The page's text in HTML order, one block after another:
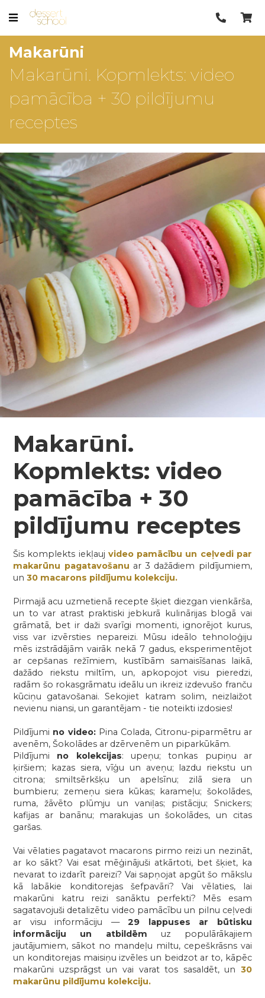
Makarūni
Makarūni. Kopmlekts: video
pamācība + 30 pildījumu
receptes
Makarūni.
Kopmlekts: video
pamācība + 30
pildījumu receptes
Šis komplekts iekļauj video pamācību un ceļvedi par
makarūnu pagatavošanu ar 3 dažādiem pildījumiem,
un30 macarons pildījumu kolekciju.
Pirmajā acu uzmetienā recepte šķiet diezgan vienkārša,
un to var atrast praktiski jebkurā kulinārijas blogā vai
grāmatā, bet ir daži svarīgi momenti, ignorējot kurus,
viss var izvērsties nepareizi. Mūsu ideālo tehnoloģiju
mēs izstrādājām vairāk nekā 7 gadus, eksperimentējot
ar cepšanas režīmiem, kustībām samaisīšanas laikā,
dažādo riekstu miltīm, un, apkopojot visu pieredzi,
radām šo rokasgrāmatu ideālu un ikreiz izdevušo franču
kūciņu gatavošanai. Sekojiet katram solim, neizlaižot
nevienu niansi, un garantējam - tie noteikti izdosies!
Pildījumi no video: Pina Colada, Citronu-piparmētru ar
avenēm, Šokolādes ar dzērvenēm un piparkūkām.
Pildījumi no kolekcijas: upeņu; tonkas pupiņu ar
ķiršiem; kazas siera, vīģu un aveņu; lazdu riekstu un
citrona; smiltsērkšķu un apelsīnu; zilā siera un
bumbieru; zemeņu siera kūkas; karameļu; šokolādes,
ruma, žāvēto plūmju un vaniļas; pistāciju; Snickers;
kafijas ar banānu; marakujas un šokolādes, un citas
garšas.
Vai vēlaties pagatavot macarons pirmo reizi un nezināt,
ar ko sākt? Vai esat mēģinājuši atkārtoti, bet šķiet, ka
nevarat to izdarīt pareizi? Vai sapņojat apgūt šo mākslu
kā labākie konditorejas šefpavāri? Vai vēlaties, lai
makarūni katru reizi sanāktu perfekti? Mēs esam
sagatavojuši detalizētu video pamācību un pilnu ceļvedi
ar visu informāciju —29 lappuses ar būtisku
informāciju un atbildēm uz populārākajiem
jautājumiem, sākot no mandeļu miltu, cepeškrāsns vai
un konditorejas maisiņu izvēles un beidzot ar to, kāpēc
makarūni uzsprāgst un vai varat tos sasaldēt, un 30
makarūnu pildījumu kolekciju.